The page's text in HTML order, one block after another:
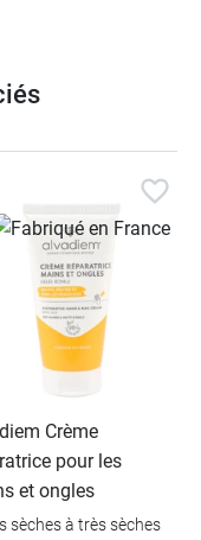
Crème
pour les
et ongles
sèches à très sèches